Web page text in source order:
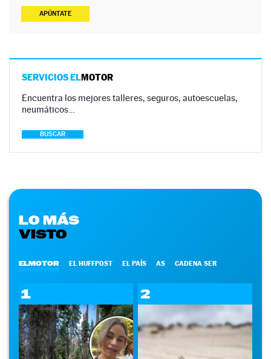
APÚNTATE
SERVICIOS ELMOTOR
Encuentra los mejores talleres, seguros, autoescuelas,
neumáticos…
BUSCAR
LO MÁS
VISTO
ELMOTOR EL HUFFPOST EL PAÍS AS CADENA SER
1 2